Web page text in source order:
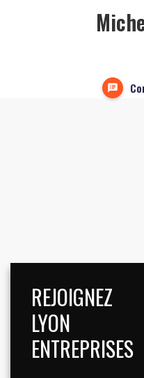
REJOIGNEZ
LYON
ENTREPRISES